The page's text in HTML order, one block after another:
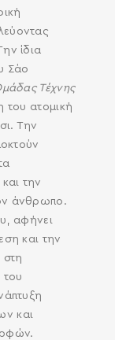
ίδια
Σάο
Τέχνης
του ατομική
Την
την
άνθρωπο.
αφήνει
και την
στη
του
και